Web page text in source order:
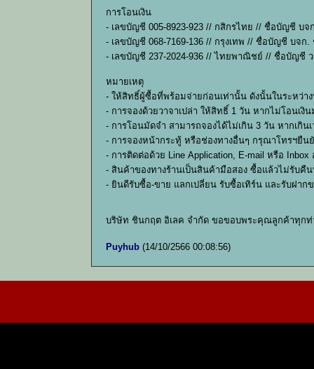
การโอนเงิน
- เลขบัญชี 005-8923-923 // กสิกรไทย // ชื่อบัญชี บจ
- เลขบัญชี 068-7169-136 // กรุงเทพ // ชื่อบัญชี บจก.
- เลขบัญชี 237-2024-936 // ไทยพาณิชย์ // ชื่อบัญชี
หมายเหตุ
- ให้สิทธิ์ผู้ซื้อที่พร้อมจ่ายก่อนเท่านั้น ดังนั้นในระหว่า
- การจองด้วยวาจาเปล่า ให้สิทธิ์ 1 วัน หากไม่โอนเ
- การโอนมัดจำ สามารถจองได้ไม่เกิน 3 วัน หากเกิน
- การจองหน้ากระทู้ หรือช่องทางอื่นๆ กรุณาโทรฯยืน
- การติดต่อด้วย Line Application, E-mail หรือ
- สินค้าของทางร้านเป็นสินค้ามือสอง ซื้อแล้วไม่รับ
- ยินดีรับซื้อ-ขาย แลกเปลี่ยน รับซื้อเทิร์น และรับฝาก
บริษัท ชินกฤต อิเลค จำกัด ขอขอบพระคุณลูกค้าทุก
Puyhub (14/10/2566 00:08:56)